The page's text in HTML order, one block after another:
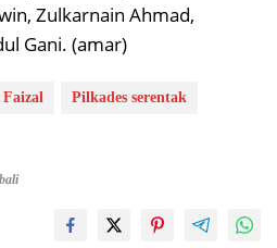
Zulkarnain Ahmad,
Gani. (amar)
Pilkades serentak